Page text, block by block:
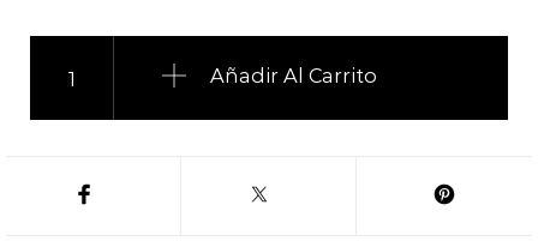
Añadir Al Carrito